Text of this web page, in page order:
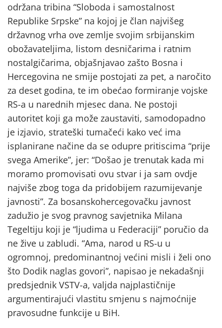
održana tribina “Sloboda i samostalnost
Republike Srpske” na kojoj je član najvišeg
državnog vrha ove zemlje svojim srbijanskim
obožavateljima, listom desničarima i ratnim
nostalgičarima, objašnjavao zašto Bosna i
Hercegovina ne smije postojati za pet, a naročito
za deset godina, te im obećao formiranje vojske
RS-a u narednih mjesec dana. Ne postoji
autoritet koji ga može zaustaviti, samodopadno
je izjavio, strateški tumačeći kako već ima
isplanirane načine da se odupre pritiscima “prije
svega Amerike”, jer: “Došao je trenutak kada mi
moramo promovisati ovu stvar i ja sam ovdje
najviše zbog toga da pridobijem razumijevanje
javnosti”. Za bosanskohercegovačku javnost
zadužio je svog pravnog savjetnika Milana
Tegeltiju koji je “ljudima u Federaciji” poručio da
ne žive u zabludi. “Ama, narod u RS-u u
ogromnoj, predominantnoj većini misli i želi ono
što Dodik naglas govori”, napisao je nekadašnji
predsjednik VSTV-a, valjda najplastičnije
argumentirajući vlastitu smjenu s najmoćnije
pravosudne funkcije u BiH.